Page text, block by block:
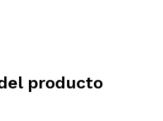
producto